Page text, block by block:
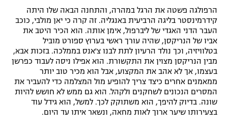
הרפולגה פשטה את הרגל במהרה, והתחנה הבאה שלו היתה
קידרמינסטר בליגה הרביעית באנגליה. זה קרה כי יאן מולבי, כוכב
העבר הדני האגדי של ליברפול, אימן אותה. הוא הכיר היטב את
אביו של הנריקסן, שהיה עורך ראשי בערוץ ספורט מוביל
בטלוויזיה, וכך נולד הרעיון לתת לבנו צ'אנס בממלכה. בזכות אבא,
מבין הנריקסן מצוין את התקשורת. הוא אפילו ניסה לעבוד כפרשן
בעצמו, אך לא אהב את המקצוע, אבל הוא מכיר טוב יותר
ממאמנים אחרים כיצד צריך להופיע מול המצלמה כדי להעביר את
המסרים הנכונים לשחקנים ולקהל. הוא גם ממש לא חושש להיות
שונה. בדיוק להיפך, הוא משתוקק לכך. למשל, הוא גידל עוד
בצעירותו שיער ארוך לאות מחאה, ונשאר איתו עד היום.